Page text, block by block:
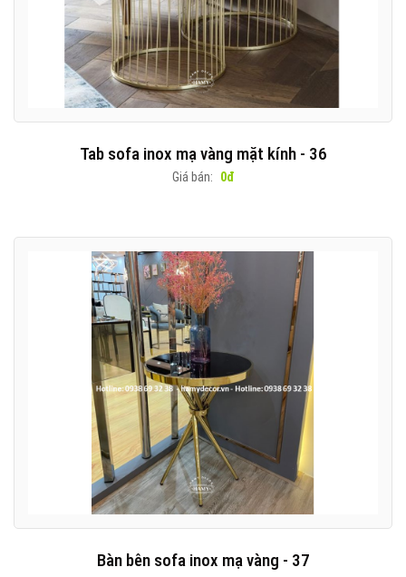
Tab sofa inox mạ vàng mặt kính - 36
Giá bán: 0đ
Bàn bên sofa inox mạ vàng - 37